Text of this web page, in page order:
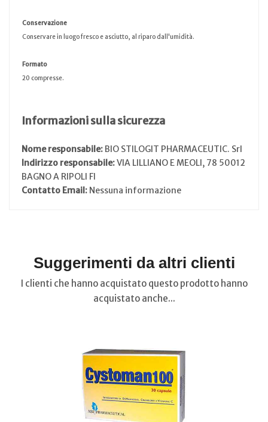
Conservazione
Conservare in luogo fresco e asciutto, al riparo dall'umidità.
Formato
20 compresse.
Informazioni sulla sicurezza
Nome responsabile: BIO STILOGIT PHARMACEUTIC. Srl
Indirizzo responsabile:VIA LILLIANO E MEOLI, 78 50012
BAGNO A RIPOLI FI
Contatto Email: Nessuna informazione
Suggerimenti da altri clienti
I clienti che hanno acquistato questo prodotto hanno
acquistato anche...